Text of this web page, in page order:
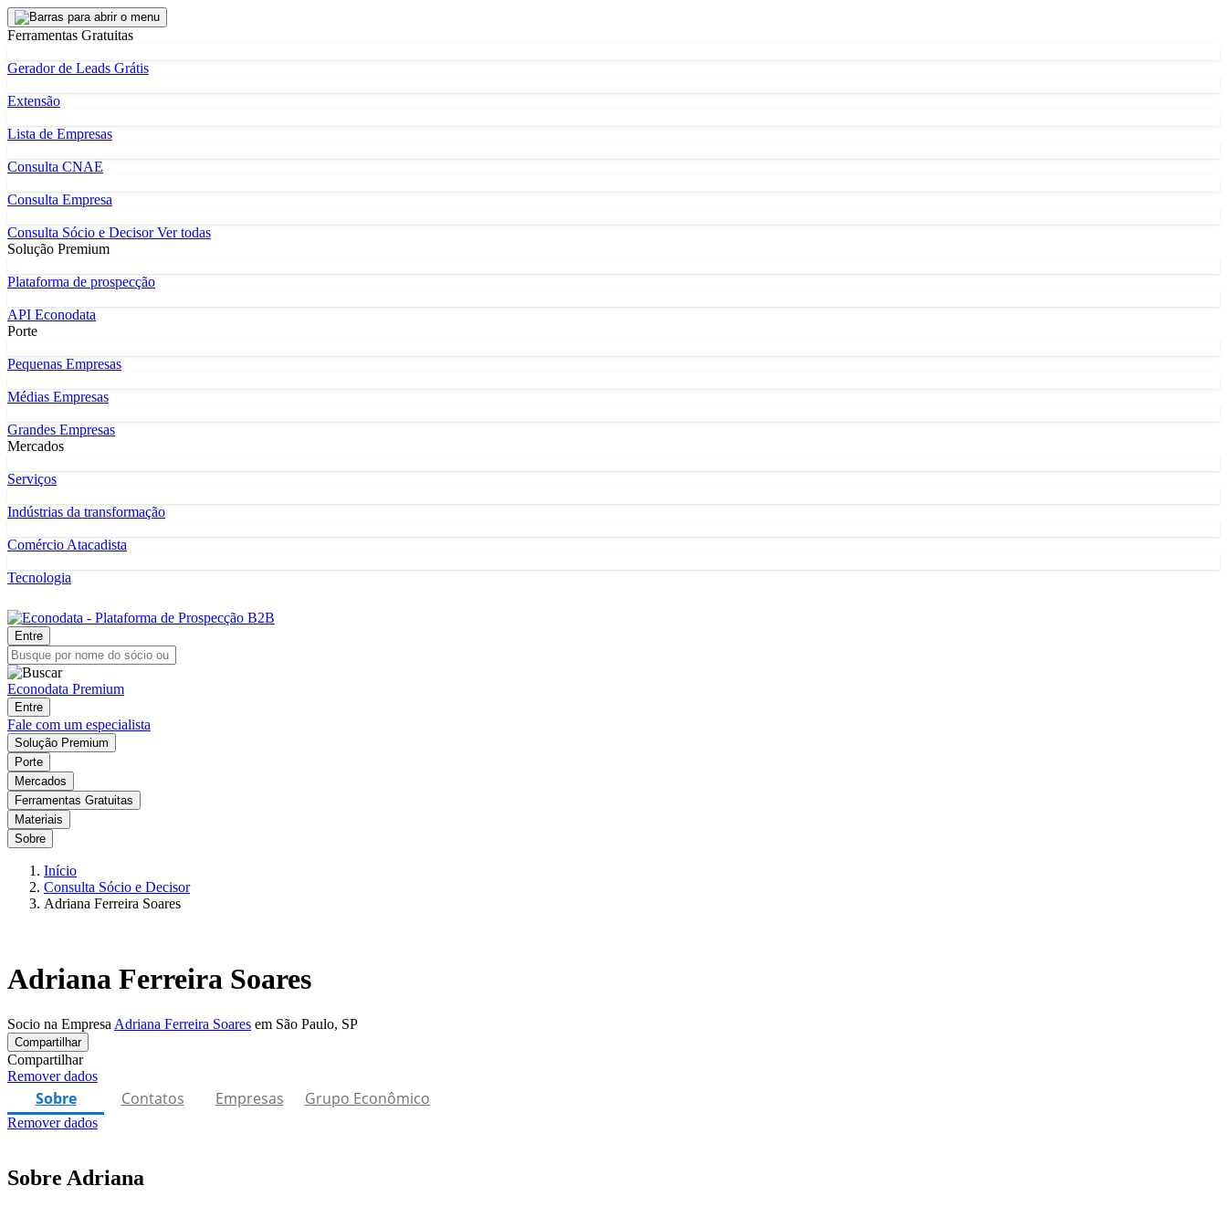
Ferramentas Gratuitas
Gerador de Leads Grátis
Extensão
Lista de Empresas
Consulta CNAE
Consulta Empresa
Consulta Sócio e DecisorVer todas
Solução Premium
Plataforma de prospecção
API Econodata
Porte
Pequenas Empresas
Médias Empresas
Grandes Empresas
Mercados
Serviços
Indústrias da transformação
Comércio Atacadista
Tecnologia
Entre
Econodata Premium
Entre
Fale com um especialista
Solução Premium
Porte
Mercados
Ferramentas Gratuitas
Materiais
Sobre
Início
Consulta Sócio e Decisor
Adriana Ferreira Soares
Adriana Ferreira Soares
Socio na Empresa Adriana Ferreira Soares em São Paulo, SP
Compartilhar
Compartilhar
Remover dados
Sobre Contatos Empresas Grupo Econômico
Remover dados
Sobre Adriana